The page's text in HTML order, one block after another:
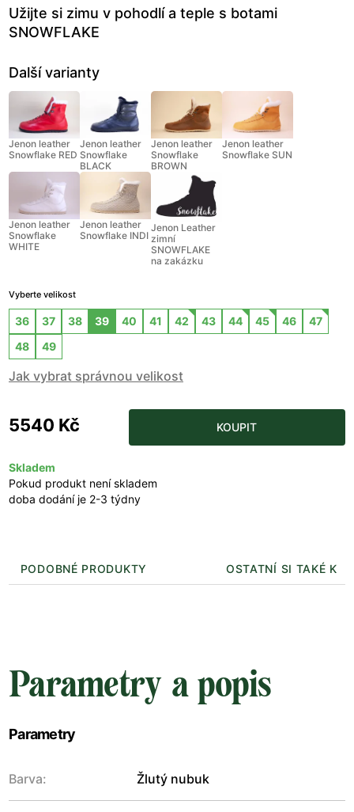
Užijte si zimu v pohodlí a teple s botami
SNOWFLAKE
Další varianty
Jenon leather
Snowflake RED
Jenon leather
Snowflake
BLACK
Jenon leather
Snowflake
BROWN
Jenon leather
Snowflake SUN
Jenon leather
Snowflake
WHITE
Jenon leather
Snowflake INDI
Jenon Leather
zimní
SNOWFLAKE
na zakázku
Vyberte velikost
36 37 38 39 40 41 42 43 44 45 46
47
48
49
Jak vybrat správnou velikost
5540 Kč KOUPIT
Skladem
Pokud produkt není skladem
doba dodání je 2-3 týdny
PODOBNÉ PRODUKTY OSTATNÍ SI TAKÉ
Parametry a popis
Parametry
Barva: Žlutý nubuk